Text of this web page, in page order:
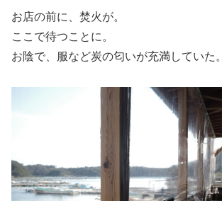
お店の前に、焚火が。
ここで待つことに。
お陰で、服など炭の匂いが充満していた。